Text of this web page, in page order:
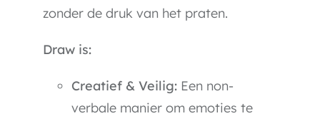
zonder de druk van het praten.
Draw is:
Creatief & Veilig: Een non-
verbale manier om emoties te